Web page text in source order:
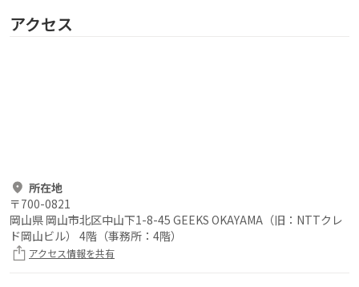
アクセス
所在地
〒700-0821
岡山県 岡山市北区中山下1-8-45 GEEKS OKAYAMA（旧：NTTクレ
ド岡山ビル） 4階（事務所：4階）
アクセス情報を共有